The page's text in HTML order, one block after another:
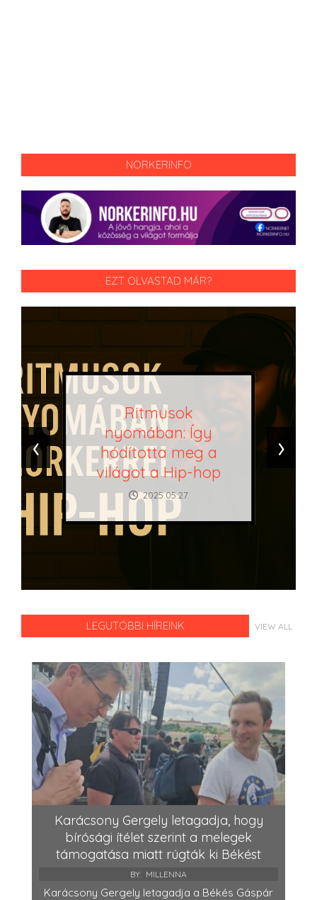
NORKERINFO
EZT OLVASTAD MÁR?
Ritmusok
nyomában: Így
hódította meg a
világot a Hip-hop
2025.05.27.
‹ ›
LEGUTÓBBI HÍREINK VIEW ALL
Karácsony Gergely letagadja, hogy
bírósági ítélet szerint a melegek
támogatása miatt rúgták ki Békést
BY: MILLENNA
Karácsony Gergely letagadja a Békés Gáspár